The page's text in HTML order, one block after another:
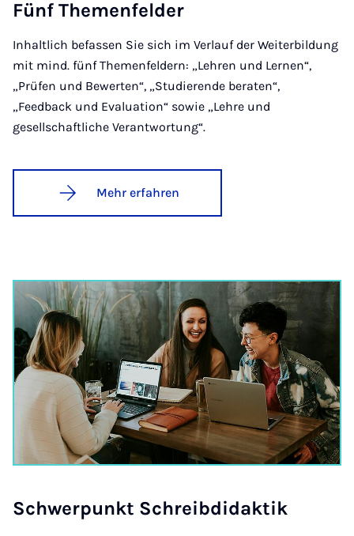
Fünf The­men­fel­der
Inhaltlich befassen Sie sich im Verlauf der Weiterbildung
mit mind. fünf Themenfeldern: „Lehren und Lernen“,
„Prüfen und Bewerten“, „Studierende beraten“,
„Feedback und Evaluation“ sowie „Lehre und
gesellschaftliche Verantwortung“.
Mehr erfahren
Schwer­punkt Schreib­di­dak­tik